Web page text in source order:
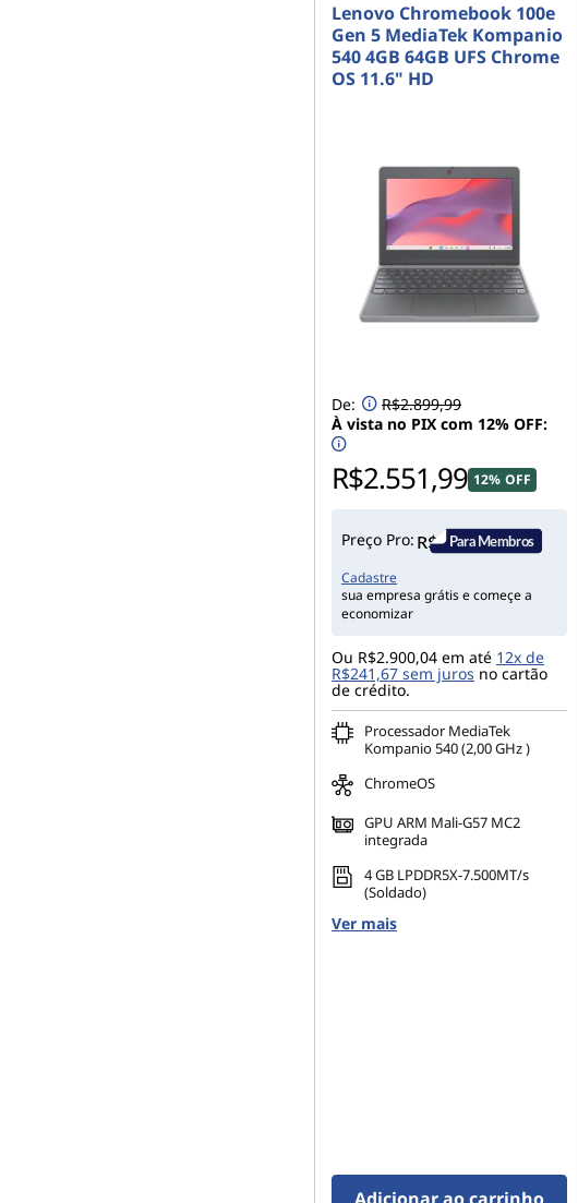
Lenovo Chromebook 100e
Gen 5 MediaTek Kompanio
540 4GB 64GB UFS Chrome
OS 11.6" HD
De:
R$2.899,99
À vista no PIX com 12% OFF:
R$2.551,99 12% OFF
Preço Pro:
Cadastre
sua empresa grátis e começe a
economizar
Ou R$2.900,04 em até 12x de
R$241,67 sem juros no cartão
de crédito.
Processador MediaTek
Kompanio 540 (2,00 GHz )
ChromeOS
GPU ARM Mali-G57 MC2
integrada
4 GB LPDDR5X-7.500MT/s
(Soldado)
Ver mais